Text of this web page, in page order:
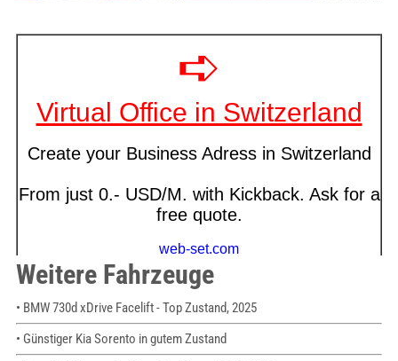
Weitere Fahrzeuge
• BMW 730d xDrive Facelift - Top Zustand, 2025
• Günstiger Kia Sorento in gutem Zustand